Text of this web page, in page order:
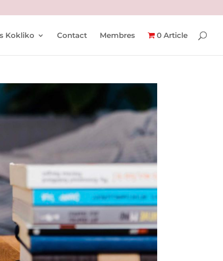
Kokliko Contact Membres 0 Article